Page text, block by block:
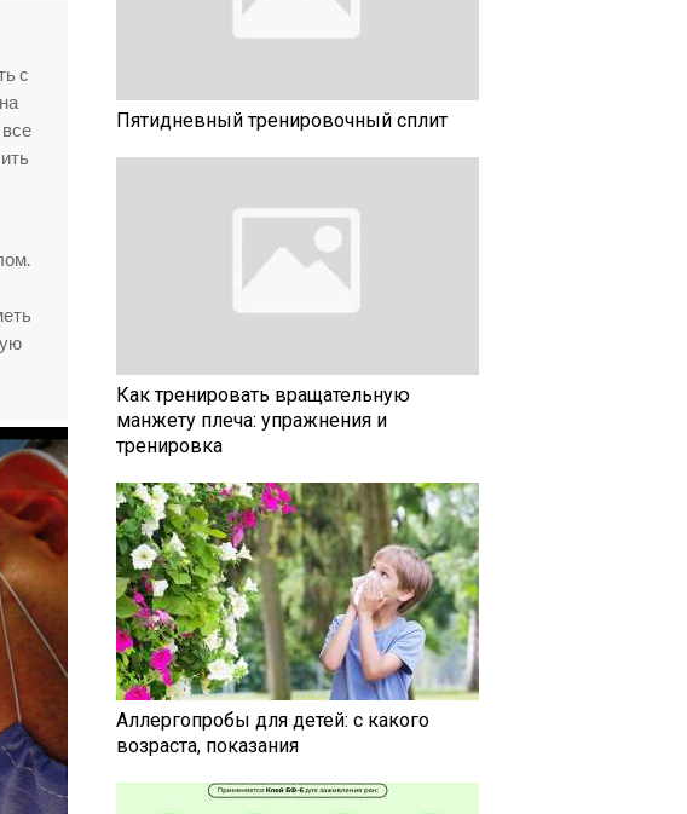
с
Пятидневный тренировочный сплит
Как тренировать вращательную
манжету плеча: упражнения и
тренировка
Аллергопробы для детей: с какого
возраста, показания